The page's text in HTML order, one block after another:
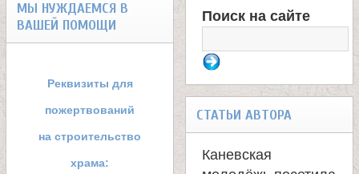
МЫ НУЖДАЕМСЯ В
ВАШЕЙ ПОМОЩИ
Реквизиты для
пожертвований
на строительство
храма:
Ф
о
р
м
Поиск на сайте
СТАТЬИ АВТОРА
Каневская